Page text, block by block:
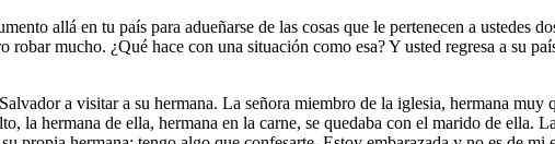
allá en tu país para adueñarse de las cosas que le pertenecen a ustedes
mucho. ¿Qué hace con una situación como esa? Y usted regresa a su
a visitar a su hermana. La señora miembro de la iglesia, hermana muy
la hermana de ella, hermana en la carne, se quedaba con el marido de ella.